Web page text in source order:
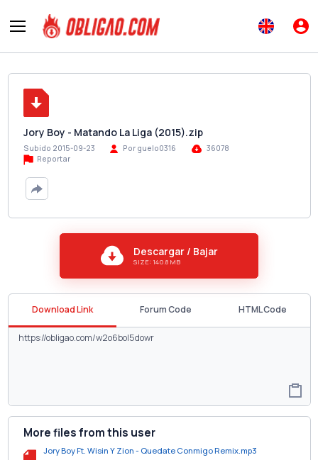
Jory Boy - Matando La Liga (2015).zip
Subido 2015-09-23 Por guelo0316
36078
Reportar
Descargar / Bajar
SIZE: 140.8 MB
Download Link Forum Code HTML Code
More files from this user
Jory Boy Ft. Wisin Y Zion - Quedate Conmigo Remix.mp3